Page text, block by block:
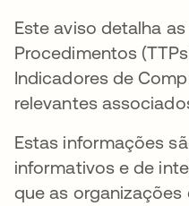
Este aviso detalha
Procedimentos
Indicadores de
relevantes
Estas informações
informativos e de
que as